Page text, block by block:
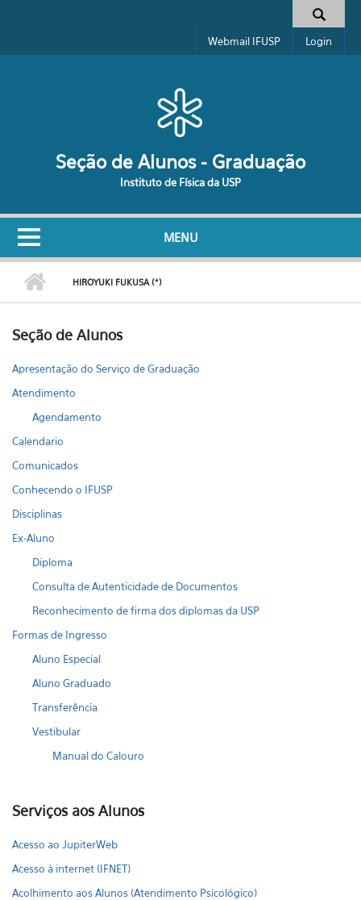
Formulário de busca
Webmail IFUSP Login
Seção de Alunos - Graduação
Instituto de Física da USP
MENU
HIROYUKI FUKUSA (*)
Seção de Alunos
Apresentação do Serviço de Graduação
Atendimento
Agendamento
Calendario
Comunicados
Conhecendo o IFUSP
Disciplinas
Ex-Aluno
Diploma
Consulta de Autenticidade de Documentos
Reconhecimento de firma dos diplomas da USP
Formas de Ingresso
Aluno Especial
Aluno Graduado
Transferência
Vestibular
Manual do Calouro
Serviços aos Alunos
Acesso ao JupiterWeb
Acesso à internet (IFNET)
Acolhimento aos Alunos (Atendimento Psicológico)